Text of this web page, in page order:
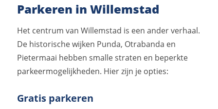
Parkeren in Willemstad
Het centrum van Willemstad is een ander verhaal.
De historische wijken Punda, Otrabanda en
Pietermaai hebben smalle straten en beperkte
parkeermogelijkheden. Hier zijn je opties:
Gratis parkeren